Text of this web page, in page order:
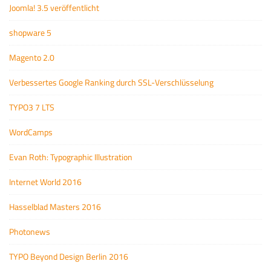
Joomla! 3.5 veröffentlicht
shopware 5
Magento 2.0
Verbessertes Google Ranking durch SSL-Verschlüsselung
TYPO3 7 LTS
WordCamps
Evan Roth: Typographic Illustration
Internet World 2016
Hasselblad Masters 2016
Photonews
TYPO Beyond Design Berlin 2016